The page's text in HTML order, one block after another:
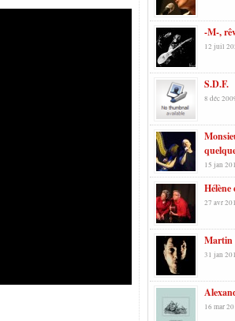
-M-,
12 juil
S.D.F.
8 déc
15 jan
Hélène
27 avr
Martin
31 jan
16 mar